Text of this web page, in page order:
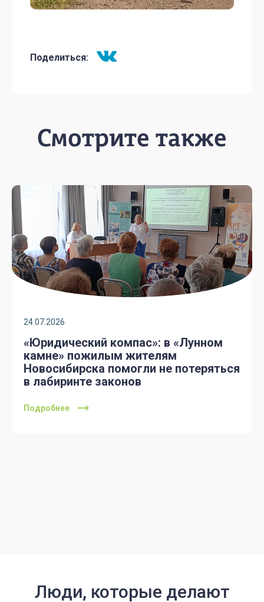
Поделиться:
Смотрите также
24.07.2026
«Юридический компас»: в «Лунном
камне» пожилым жителям
Новосибирска помогли не потеряться
в лабиринте законов
Подробнее
Люди, которые делают